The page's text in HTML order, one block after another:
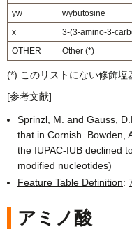
yw
wybutosine
x
3-(3-amino-3-
OTHER
Other (*)
(*) このリストにない修飾塩
[参考文献]
Sprinzl, M. and Gauss,
that in Cornish_Bowden,
the IUPAC-IUB declined
modified nucleotides)
Feature Table Definition:
アミノ酸